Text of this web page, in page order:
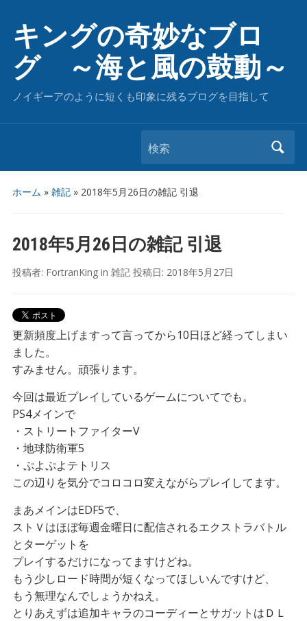
キングの奇妙なブロ
グ ～海と風の鼓動～
ノイギーアのように短くも印象に残るブログを目指して
検索
ホーム » 雑記» 2018年5月26日の雑記 引退
2018年5月26日の雑記 引退
投稿者: FortranKing in 雑記投稿日: 2018年5月27日
更新頻度上げますって言ってから10日ほど経ってしまい
ました。
すみません。頑張ります。
今回は最近プレイしているゲームについてでも。
PS4メインで
・ストリートファイターV
・地球防衛軍5
・ぷよぷよテトリス
この辺りを気分でコロコロ変えながらプレイしてます。
まあメインはEDF5で、
ストＶはほぼ毎週金曜日に配信されるエクストラバトル
とターゲットを
プレイするだけになってますけどね。
もう少しロード時間が短くなってほしいんですけど、
もう無理なんでしょうかねえ。
とりあえずは追加キャラのコーディーとサガットはＤＬ